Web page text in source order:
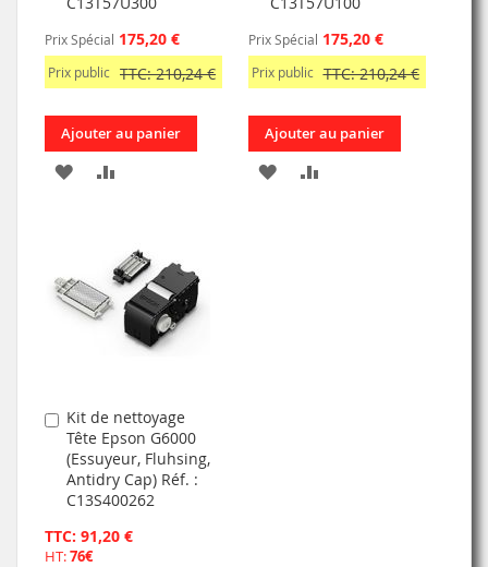
Prix Spécial 175,20 €
Prix public TTC: 210,24 €
Ajouter au panier
AJOUTER
LISTE
D’ENVIE
COMPARATEUR
Prix Spécial 175,20 €
Prix public TTC: 210,24 €
Ajouter au panier
AJOUTER
Kit de nettoyage
Tête Epson G6000
(Essuyeur, Fluhsing,
Antidry Cap) Réf. :
C13S400262
TTC: 91,20 €
HT:76€
Ajouter
au
panier